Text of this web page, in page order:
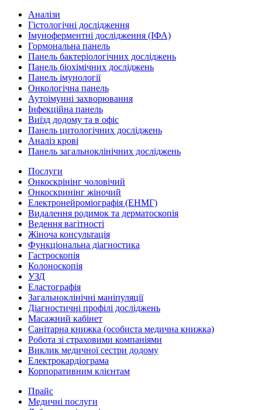
Аналізи
Гістологічні дослідження
Імуноферментні дослідження (ІФА)
Гормональна панель
Панель бактеріологічних досліджень
Панель біохімічних досліджень
Панель імунології
Онкологічна панель
Аутоімунні захворювання
Інфекційна панель
Виїзд додому та в офіс
Панель цитологічних досліджень
Аналіз крові
Панель загальноклінічних досліджень
Послуги
Онкоскрінінг чоловічий
Онкоскринінг жіночий
Електронейроміографія (ЕНМГ)
Видалення родимок та дерматоскопія
Ведення вагітності
Жіноча консультація
Функціональна діагностика
Гастроскопія
Колоноскопія
УЗД
Еластографія
Загальноклінічні маніпуляції
Діагностичні профілі досліджень
Масажний кабінет
Санітарна книжка (особиста медична книжка)
Робота зі страховими компаніями
Виклик медичної сестри додому
Електрокардіограма
Корпоративним клієнтам
Прайс
Медичні послуги